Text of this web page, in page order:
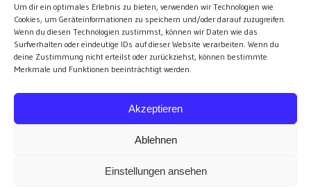
Um dir ein optimales Erlebnis zu bieten, verwenden wir Technologien wie
Cookies, um Geräteinformationen zu speichern und/oder darauf zuzugreifen.
Wenn du diesen Technologien zustimmst, können wir Daten wie das
Surfverhalten oder eindeutige IDs auf dieser Website verarbeiten. Wenn du
deine Zustimmung nicht erteilst oder zurückziehst, können bestimmte
Merkmale und Funktionen beeinträchtigt werden.
Akzeptieren
Ablehnen
Einstellungen ansehen
Bonelli Raphael: Kopflos
Luczak Andreas: Deutschlands Energiewende
alle Artikel
Impressum